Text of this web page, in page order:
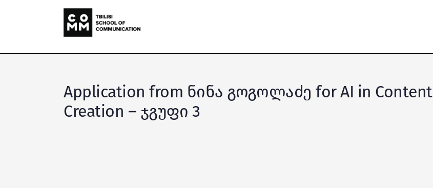
Application from ნინა გოგოლაძე for AI in Content
Creation – ჯგუფი 3